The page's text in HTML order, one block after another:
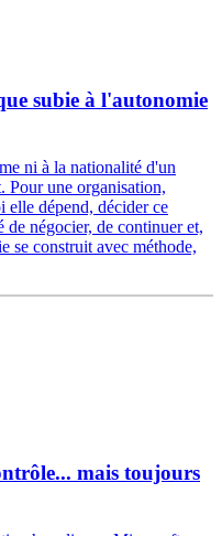
subie à l'autonomie
ni à la nationalité d'un
Pour une organisation,
elle dépend, décider ce
de négocier, de continuer et,
se construit avec méthode,
mais toujours